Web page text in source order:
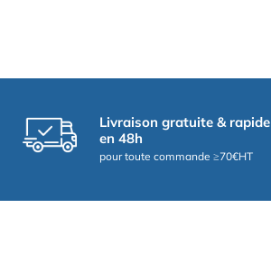
Livraison gratuite & rapide
en 48h
pour toute commande ≥70€HT